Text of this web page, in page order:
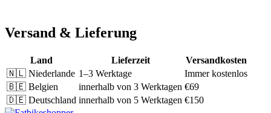
Versand & Lieferung
Land Lieferzeit
Versandkosten
🇳🇱 Niederlande 1–3 Werktage
Immer kostenlos
🇧🇪 Belgien innerhalb von 3 Werktagen €69
🇩🇪 Deutschland innerhalb von 5 Werktagen €150